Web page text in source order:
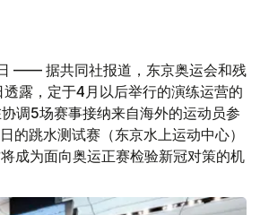
—— 据共同社报道，东京奥运会和残
露，定于4月以后举行的演练运营的
调5场赛事接纳来自海外的运动员参
的跳水测试赛（东京水上运动中心）
成为面向奥运正赛检验新冠对策的机